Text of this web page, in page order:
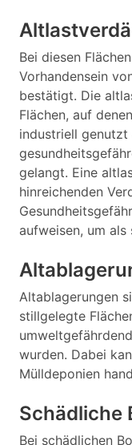
Bei diesen
Vorhandensein
bestätigt. Die
Flächen, auf
industriell
gelangt. Eine
hinreichenden
aufweisen, um
Altablagerungen
stillgelegte
wurden. Dabei
Mülldeponien
Schädliche
Bei schädlichen